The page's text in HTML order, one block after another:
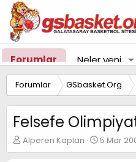
Forumlar Neler yeni
Forumlar GSbasket.Org
Felsefe
K
o
Alperen Kaplan
B
a
5 Mar